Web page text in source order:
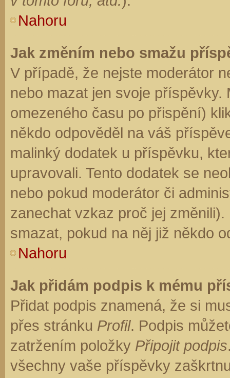
Nahoru
Jak změním nebo smažu
V případě, že nejste moderátor
nebo mazat jen svoje
omezeného času po přispění)
někdo odpověděl na váš
malinký dodatek u příspěvku,
upravovali. Tento dodatek se
nebo pokud moderátor či
zanechat vzkaz proč jej
smazat, pokud na něj již někdo
Nahoru
Jak přidám podpis k mému
Přidat podpis znamená, že si
přes stránku Profil. Podpis
zatržením položky Připojit podpis
všechny vaše příspěvky